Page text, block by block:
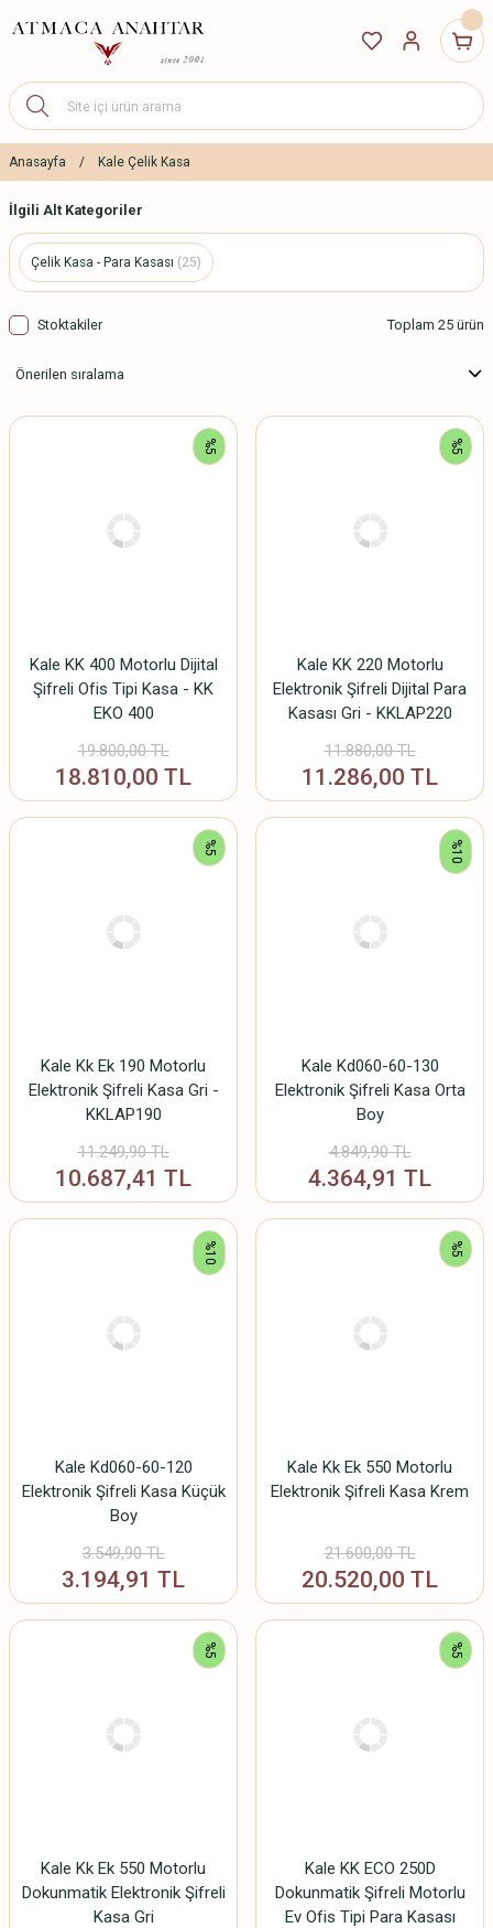
Anasayfa Kale Çelik Kasa
İlgili Alt Kategoriler
Çelik Kasa - Para Kasası (25)
Stoktakiler Toplam 25 ürün
%5
Kale KK 400 Motorlu Dijital
Şifreli Ofis Tipi Kasa - KK
EKO 400
19.800,00 TL
18.810,00 TL
%5
Kale KK 220 Motorlu
Elektronik Şifreli Dijital Para
Kasası Gri - KKLAP220
11.880,00 TL
11.286,00 TL
%5
Kale Kk Ek 190 Motorlu
Elektronik Şifreli Kasa Gri -
KKLAP190
11.249,90 TL
10.687,41 TL
%10
Kale Kd060-60-130
Elektronik Şifreli Kasa Orta
Boy
4.849,90 TL
4.364,91 TL
%10
Kale Kd060-60-120
Elektronik Şifreli Kasa Küçük
Boy
3.549,90 TL
3.194,91 TL
%5
Kale Kk Ek 550 Motorlu
Elektronik Şifreli Kasa Krem
21.600,00 TL
20.520,00 TL
%5
Kale Kk Ek 550 Motorlu
Dokunmatik Elektronik Şifreli
Kasa Gri
%5
Kale KK ECO 250D
Dokunmatik Şifreli Motorlu
Ev Ofis Tipi Para Kasası